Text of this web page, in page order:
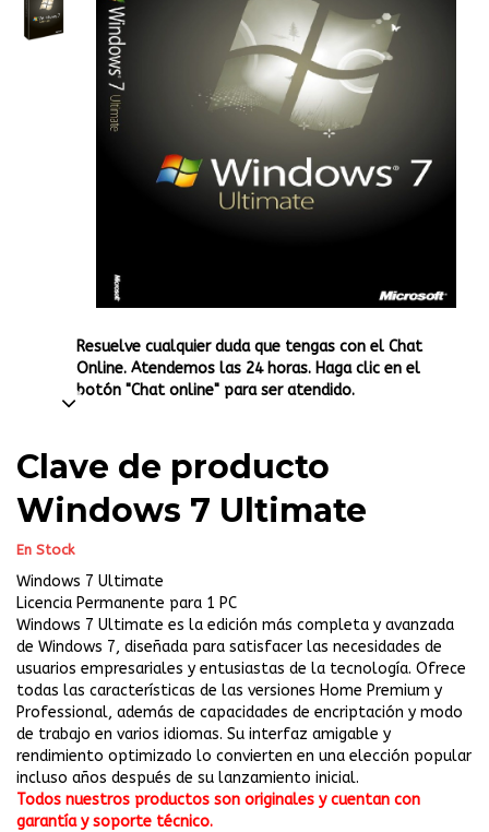
Resuelve cualquier duda que tengas con el Chat
Online. Atendemos las 24 horas. Haga clic en el
botón "Chat online" para ser atendido.
Clave de producto
Windows 7 Ultimate
En Stock
Windows 7 Ultimate
Licencia Permanente para 1 PC
Windows 7 Ultimate es la edición más completa y avanzada
de Windows 7, diseñada para satisfacer las necesidades de
usuarios empresariales y entusiastas de la tecnología. Ofrece
todas las características de las versiones Home Premium y
Professional, además de capacidades de encriptación y modo
de trabajo en varios idiomas. Su interfaz amigable y
rendimiento optimizado lo convierten en una elección popular
incluso años después de su lanzamiento inicial.
Todos nuestros productos son originales y cuentan con
garantía y soporte técnico.